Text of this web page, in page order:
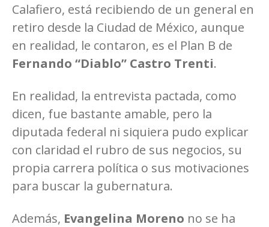
Calafiero, está recibiendo de un general en
retiro desde la Ciudad de México, aunque
en realidad, le contaron, es el Plan B de
Fernando “Diablo” Castro Trenti.
En realidad, la entrevista pactada, como
dicen, fue bastante amable, pero la
diputada federal ni siquiera pudo explicar
con claridad el rubro de sus negocios, su
propia carrera política o sus motivaciones
para buscar la gubernatura.
Además, Evangelina Moreno no se ha